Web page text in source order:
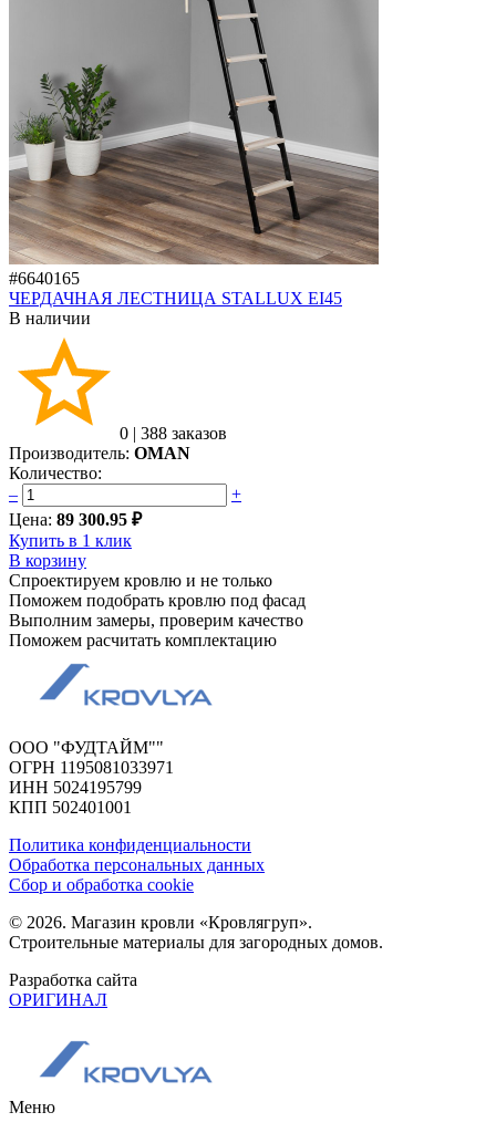
#6640165
ЧЕРДАЧНАЯ ЛЕСТНИЦА STALLUX EI45
В наличии
0 | 388 заказов
Производитель: OMAN
Количество:
–
+
Цена: 89 300.95 ₽
Купить в 1 клик
В корзину
Спроектируем кровлю и не только
Поможем подобрать кровлю под фасад
Выполним замеры, проверим качество
Поможем расчитать комплектацию
ООО "ФУДТАЙМ""
ОГРН 1195081033971
ИНН 5024195799
КПП 502401001
Политика конфиденциальности
Обработка персональных данных
Сбор и обработка cookie
© 2026. Магазин кровли «Кровлягруп».
Строительные материалы для загородных домов.
Разработка сайта
ОРИГИНАЛ
Меню